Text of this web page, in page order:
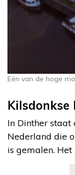
Eén van de hoge
In Dinther staat
Nederland die
is gemalen.